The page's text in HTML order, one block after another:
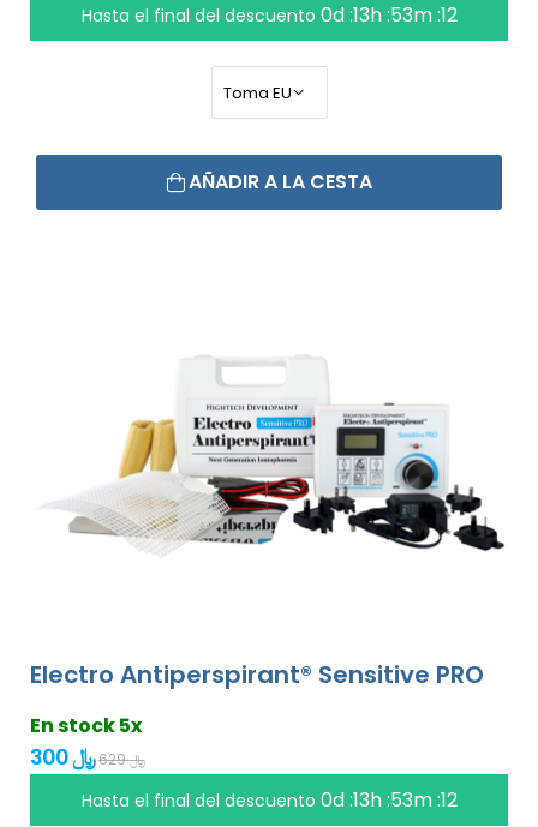
Hasta el final del descuento0d :13h :53m :11
AÑADIR A LA CESTA
Electro Antiperspirant® Sensitive PRO
En stock 5x
300 ﷼ 629 ﷼
Hasta el final del descuento0d :13h :53m :11